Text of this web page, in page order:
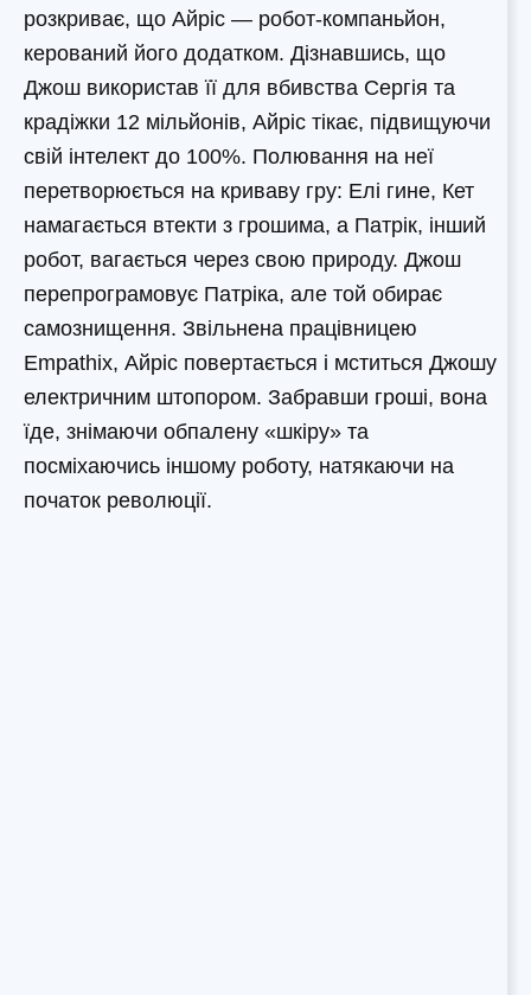
розкриває, що Айріс — робот-компаньйон,
керований його додатком. Дізнавшись, що
Джош використав її для вбивства Сергія та
крадіжки 12 мільйонів, Айріс тікає, підвищуючи
свій інтелект до 100%. Полювання на неї
перетворюється на криваву гру: Елі гине, Кет
намагається втекти з грошима, а Патрік, інший
робот, вагається через свою природу. Джош
перепрограмовує Патріка, але той обирає
самознищення. Звільнена працівницею
Empathix, Айріс повертається і мститься Джошу
електричним штопором. Забравши гроші, вона
їде, знімаючи обпалену «шкіру» та
посміхаючись іншому роботу, натякаючи на
початок революції.